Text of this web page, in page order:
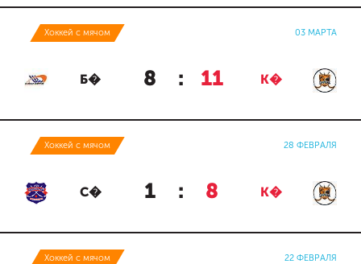
Хоккей с мячом 03 МАРТА
Б� 8 : 11 К�
Хоккей с мячом 28 ФЕВРАЛЯ
С� 1 : 8 К�
Хоккей с мячом 22 ФЕВРАЛЯ